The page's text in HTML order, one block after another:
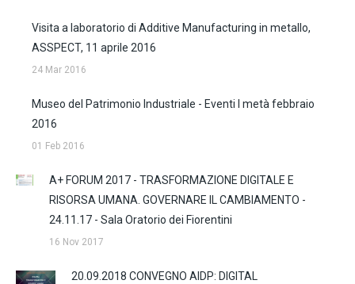
Visita a laboratorio di Additive Manufacturing in metallo,
ASSPECT, 11 aprile 2016
24 Mar 2016
Museo del Patrimonio Industriale - Eventi I metà febbraio
2016
01 Feb 2016
A+ FORUM 2017 - TRASFORMAZIONE DIGITALE E
RISORSA UMANA. GOVERNARE IL CAMBIAMENTO -
24.11.17 - Sala Oratorio dei Fiorentini
16 Nov 2017
20.09.2018 CONVEGNO AIDP: DIGITAL